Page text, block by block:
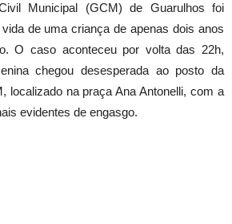
Municipal (GCM) de Guarulhos foi
de uma criança de apenas dois anos
O caso aconteceu por volta das 22h,
chegou desesperada ao posto da
localizado na praça Ana Antonelli, com a
evidentes de engasgo.